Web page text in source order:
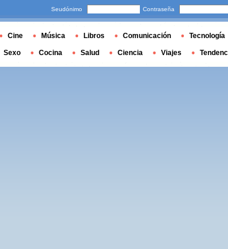
Seudónimo Contraseña
Cine Música Libros Comunicación Tecnología
Sexo Cocina Salud Ciencia Viajes